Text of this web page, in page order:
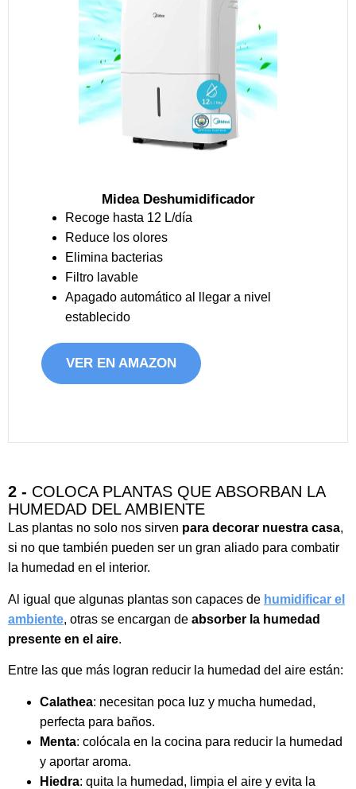
Midea Deshumidificador
Recoge hasta 12 L/día
Reduce los olores
Elimina bacterias
Filtro lavable
Apagado automático al llegar a nivel
establecido
VER EN AMAZON
2 - COLOCA PLANTAS QUE ABSORBAN LA
HUMEDAD DEL AMBIENTE
Las plantas no solo nos sirven para decorar nuestra casa,
si no que también pueden ser un gran aliado para combatir
la humedad en el interior.
Al igual que algunas plantas son capaces de humidificar el
ambiente, otras se encargan de absorber la humedad
presente en el aire.
Entre las que más logran reducir la humedad del aire están:
Calathea: necesitan poca luz y mucha humedad,
perfecta para baños.
Menta: colócala en la cocina para reducir la humedad
y aportar aroma.
Hiedra: quita la humedad, limpia el aire y evita la